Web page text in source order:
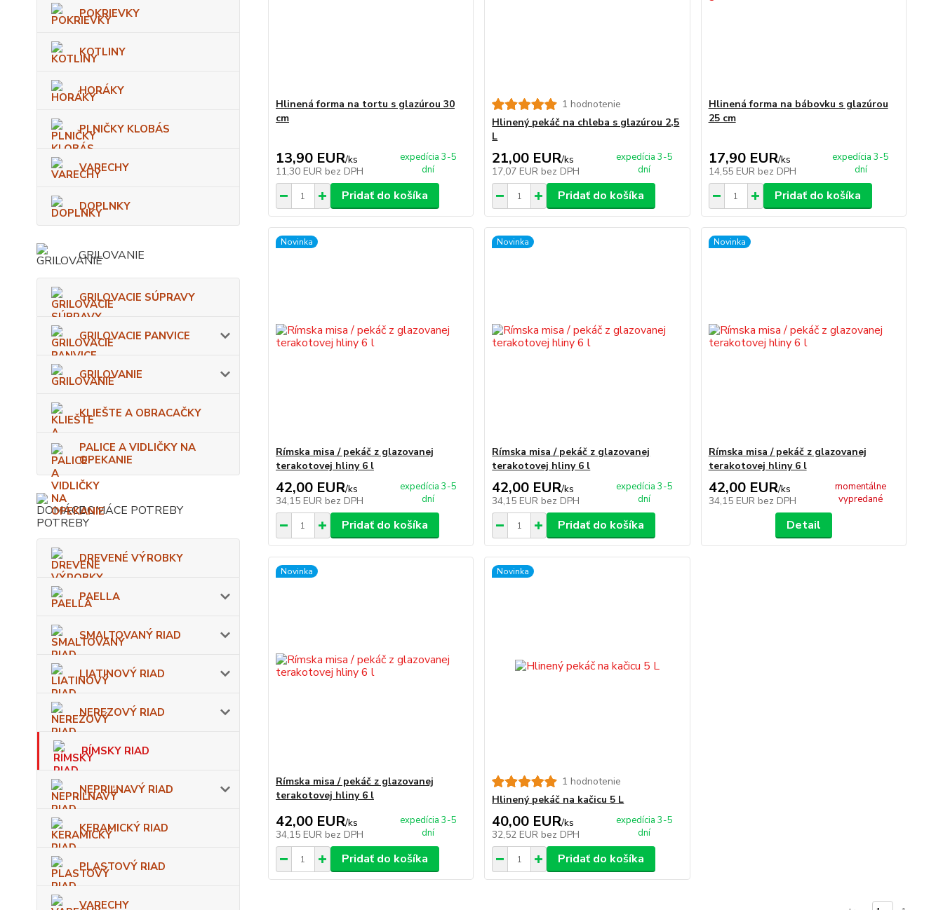
POKRIEVKY
KOTLINY
HORÁKY
PLNIČKY KLOBÁS
VARECHY
DOPLNKY
GRILOVANIE
GRILOVACIE SÚPRAVY
GRILOVACIE PANVICE
GRILOVANIE
KLIEŠTE A OBRACAČKY
PALICE A VIDLIČKY NA
OPEKANIE
DOMÁCE POTREBY
DREVENÉ VÝROBKY
PAELLA
SMALTOVANÝ RIAD
LIATINOVÝ RIAD
NEREZOVÝ RIAD
RÍMSKY RIAD
NEPRIĽNAVÝ RIAD
KERAMICKÝ RIAD
PLASTOVÝ RIAD
VARECHY
Hlinená forma na tortu s glazúrou 30
cm
13,90 EUR/ks
11,30 EUR bez DPH
expedícia 3-5
dní
Pridať do košíka
1 hodnotenie
Hlinený pekáč na chleba s glazúrou 2,5
L
21,00 EUR/ks
17,07 EUR bez DPH
expedícia 3-5
dní
Pridať do košíka
Hlinená forma na bábovku s glazúrou
25 cm
17,90 EUR/ks
14,55 EUR bez DPH
expedícia 3-5
dní
Pridať do košíka
Novinka
Rímska misa / pekáč z glazovanej
terakotovej hliny 6 l
42,00 EUR/ks
34,15 EUR bez DPH
expedícia 3-5
dní
Pridať do košíka
Novinka
Rímska misa / pekáč z glazovanej
terakotovej hliny 6 l
42,00 EUR/ks
34,15 EUR bez DPH
expedícia 3-5
dní
Pridať do košíka
Novinka
Rímska misa / pekáč z glazovanej
terakotovej hliny 6 l
42,00 EUR/ks
34,15 EUR bez DPH
momentálne
vypredané
Detail
Novinka
Rímska misa / pekáč z glazovanej
terakotovej hliny 6 l
42,00 EUR/ks
34,15 EUR bez DPH
expedícia 3-5
dní
Pridať do košíka
Novinka
1 hodnotenie
Hlinený pekáč na kačicu 5 L
40,00 EUR/ks
32,52 EUR bez DPH
expedícia 3-5
dní
Pridať do košíka